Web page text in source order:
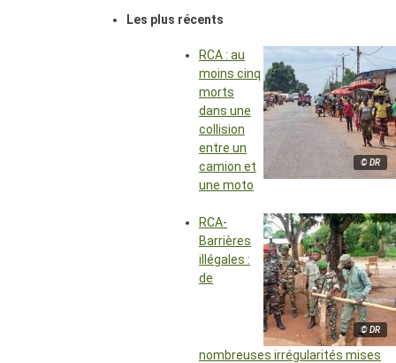
Les plus récents
© DR
RCA : au
moins cinq
morts
dans une
collision
entre un
camion et
une moto
© DR
RCA-
Barrières
illégales :
de
nombreuses irrégularités mises